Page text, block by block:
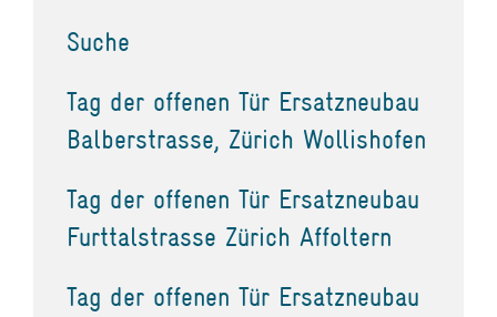
Suche
Tag der offenen Tür Ersatzneubau
Balberstrasse, Zürich Wollishofen
Tag der offenen Tür Ersatzneubau
Furttalstrasse Zürich Affoltern
Tag der offenen Tür Ersatzneubau